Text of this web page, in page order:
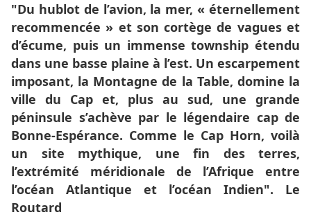
"Du hublot de l’avion, la mer, « éternellement
recommencée » et son cortège de vagues et
d’écume, puis un immense township étendu
dans une basse plaine à l’est. Un escarpement
imposant, la Montagne de la Table, domine la
ville du Cap et, plus au sud, une grande
péninsule s’achève par le légendaire cap de
Bonne-Espérance. Comme le Cap Horn, voilà
un site mythique, une fin des terres,
l’extrémité méridionale de l’Afrique entre
l’océan Atlantique et l’océan Indien". Le
Routard